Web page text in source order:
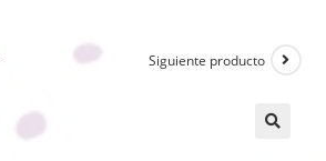
Siguiente producto